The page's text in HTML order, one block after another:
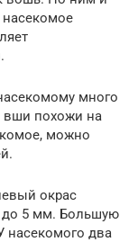
много
вши похожи на
можно
окрас
до 5 мм. Большую
насекомого два